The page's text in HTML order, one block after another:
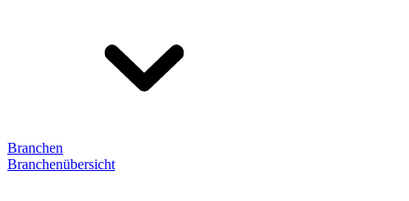
Branchen
Branchenübersicht